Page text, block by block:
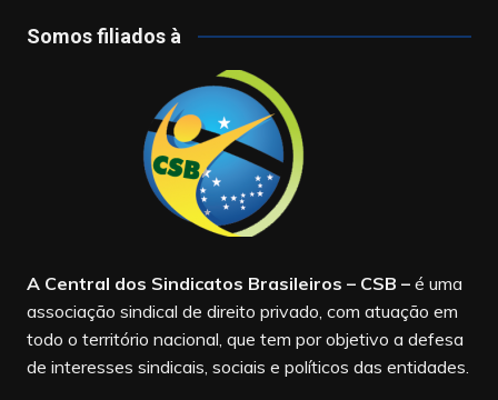
Somos filiados à
A Central dos Sindicatos Brasileiros – CSB –é uma
associação sindical de direito privado, com atuação em
todo o território nacional, que tem por objetivo a defesa
de interesses sindicais, sociais e políticos das entidades.